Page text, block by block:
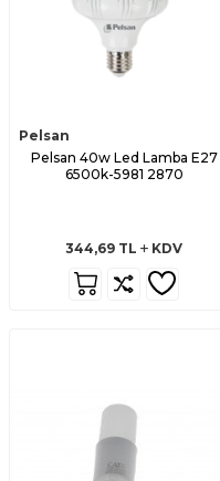
Pelsan
Pelsan 40w Led Lamba E27
6500k-5981 2870
344,69 TL KDV